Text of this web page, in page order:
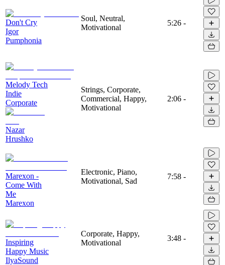
Don't Cry
Igor
Pumphonia
Soul, Neutral,
Motivational
5:26 -
Melody Tech
Indie
Corporate
Nazar
Hrushko
Strings, Corporate,
Commercial, Happy,
Motivational
2:06 -
Marexon -
Come With
Me
Marexon
Electronic, Piano,
Motivational, Sad
7:58 -
Inspiring
Happy Music
IlyaSound
Corporate, Happy,
Motivational
3:48 -